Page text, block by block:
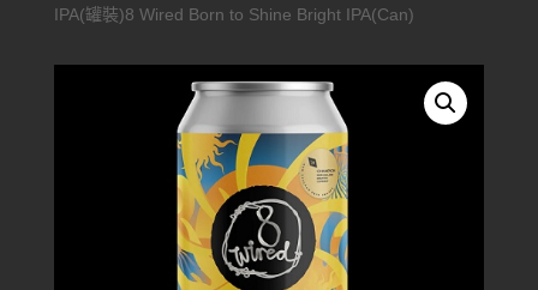
IPA(罐裝)8 Wired Born to Shine Bright IPA(Can)